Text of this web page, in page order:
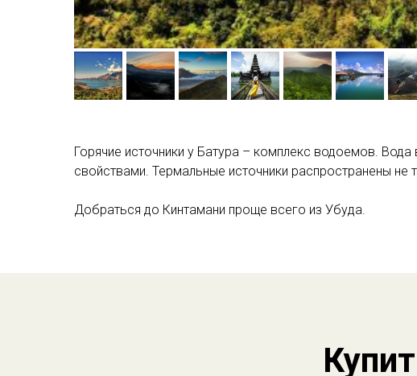
Горячие источники у Батура – комплекс водоемов.
свойствами. Термальные источники распространены
Добраться до Кинтамани проще всего из Убуда.